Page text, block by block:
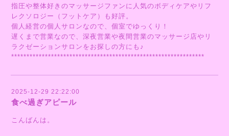
指圧や整体好きのマッサージファンに人気のボディケアやリフ
レクソロジー（フットケア）も好評。
個人経営の個人サロンなので、個室でゆっくり！
遅くまで営業なので、深夜営業や夜間営業のマッサージ店やリ
ラクゼーションサロンをお探しの方にも♪
***************************************************************
2025-12-29 22:22:00
食べ過ぎアピール
こんばんは。